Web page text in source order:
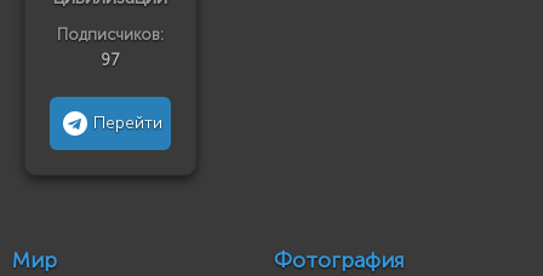
Подписчиков:
97
Перейти
Мир
Фотография